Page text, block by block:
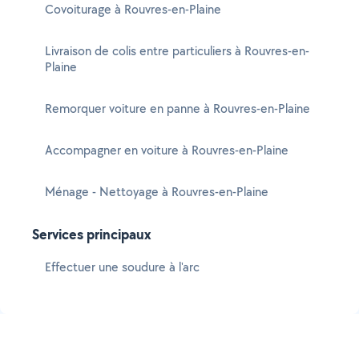
Covoiturage à Rouvres-en-Plaine
Livraison de colis entre particuliers à Rouvres-en-
Plaine
Remorquer voiture en panne à Rouvres-en-Plaine
Accompagner en voiture à Rouvres-en-Plaine
Ménage - Nettoyage à Rouvres-en-Plaine
Services principaux
Effectuer une soudure à l'arc